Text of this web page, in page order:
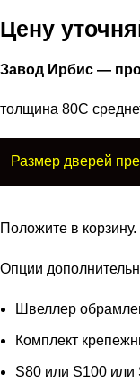
Цену
Завод Ирбис —
толщина 80С
Размер дверей
Положите в
Опции
Швеллер
Комплект
S80 или S100 или